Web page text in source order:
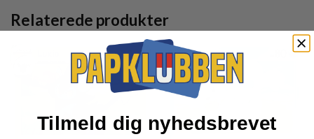
Relaterede produkter
Tilmeld dig nyhedsbrevet